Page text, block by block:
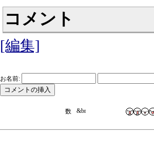
コメント
[編集]
お名前: